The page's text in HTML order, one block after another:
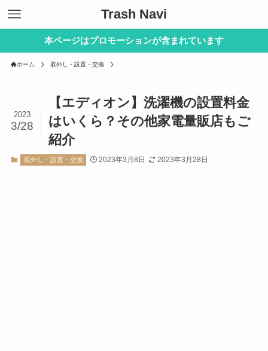
Trash Navi
本ページはプロモーションが含まれています
ホーム 取外し・設置・交換
【エディオン】洗濯機の設置料金
はいくら？その他家電量販店もご
紹介
2023
3/28
取外し・設置・交換 2023年3月8日 2023年3月28日